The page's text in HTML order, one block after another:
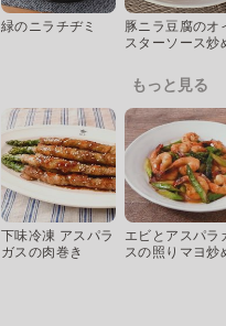
緑のニラチヂミ
豚ニラ豆腐のオ
スターソース炒
もっと見る
下味冷凍 アスパラ
ガスの肉巻き
エビとアスパラ
スの照りマヨ炒